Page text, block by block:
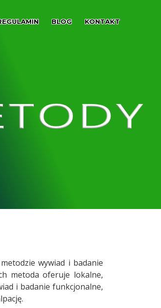
BLOG KONTAKT
wywiad i badanie
metoda oferuje lokalne,
i badanie funkcjonalne,